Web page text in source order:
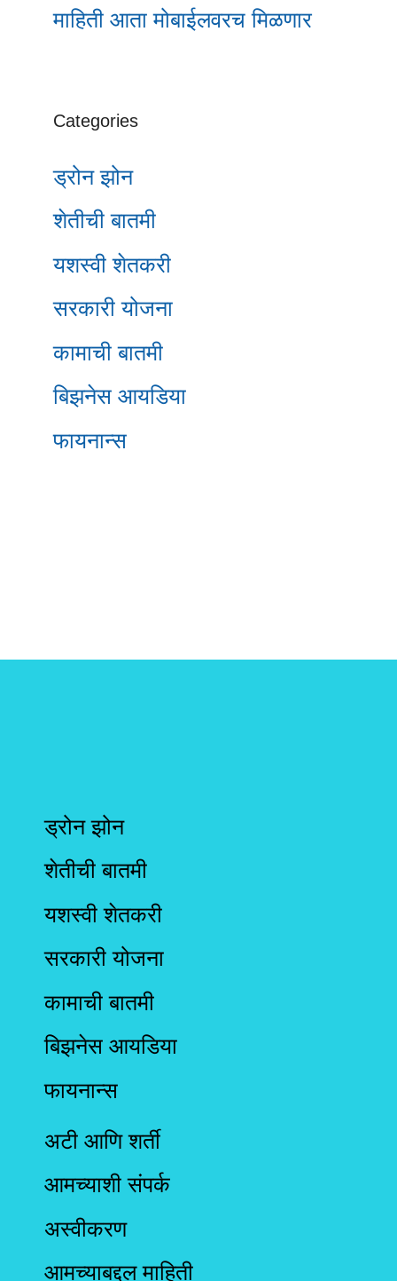
माहिती आता मोबाईलवरच मिळणार
Categories
ड्रोन झोन
शेतीची बातमी
यशस्वी शेतकरी
सरकारी योजना
कामाची बातमी
बिझनेस आयडिया
फायनान्स
ड्रोन झोन
शेतीची बातमी
यशस्वी शेतकरी
सरकारी योजना
कामाची बातमी
बिझनेस आयडिया
फायनान्स
अटी आणि शर्ती
आमच्याशी संपर्क
अस्वीकरण
आमच्याबद्दल माहिती